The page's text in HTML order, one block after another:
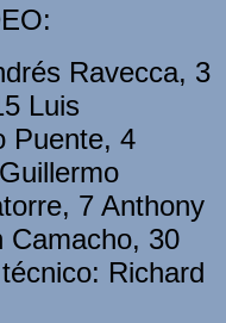
Ravecca, 3
Luis
Puente, 4
7 Anthony
Camacho, 30
Richard